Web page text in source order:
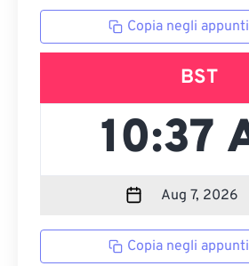
Copia negli appunti
BST
Copia negli appunti